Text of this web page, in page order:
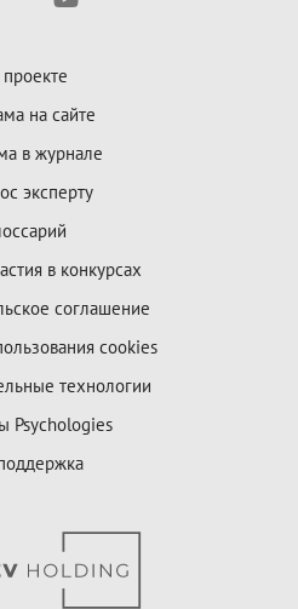
на сайте
в журнале
эксперту
в конкурсах
соглашение
cookies
технологии
Psychologies